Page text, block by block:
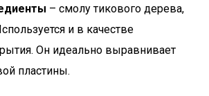
– смолу тикового дерева,
и в качестве
Он идеально выравнивает
пластины.